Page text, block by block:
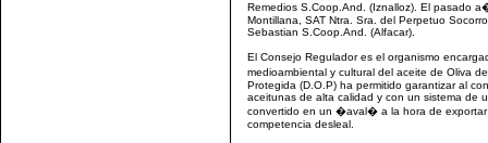
Remedios S.Coop.And. (Iznalloz). El pasado
Montillana, SAT Ntra. Sra. del Perpetuo
Sebastian S.Coop.And. (Alfacar).
El Consejo Regulador es el organismo
medioambiental y cultural del aceite de Oliva
Protegida (D.O.P) ha permitido garantizar al
aceitunas de alta calidad y con un sistema de
convertido en un �aval� a la hora de exportar
competencia desleal.